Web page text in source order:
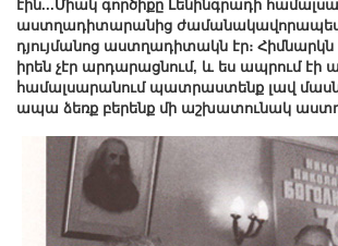
էին...Միակ գործիքը Լենինգրադի
աստղադիտարանից ժամանակավորապես
դյույմանոց աստղադիտակն էր։ Հիմնարկն
իրեն չէր արդարացնում, և ես ապրում էի
համալսարանում պատրաստենք լավ
ապա ձեռք բերենք մի աշխատունակ